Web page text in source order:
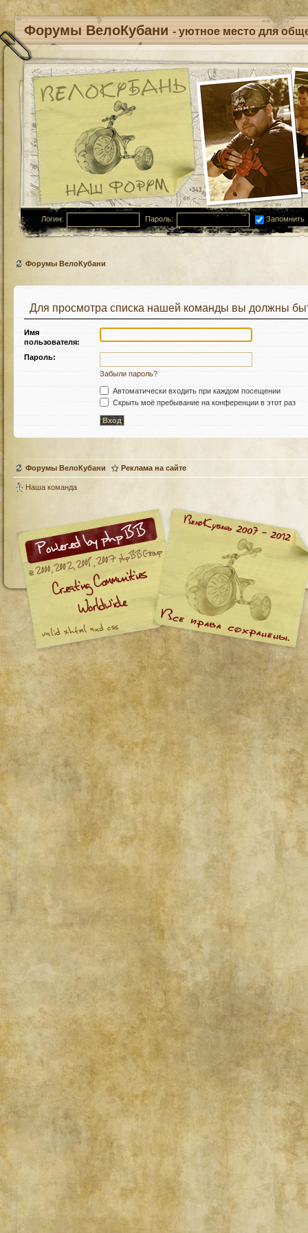
Форумы ВелоКубани - уютное место для
Логин: Пароль: Запомнить
Форумы ВелоКубани
Для просмотра списка нашей команды вы должны
Имя
пользователя:
Пароль:
Забыли пароль?
Автоматически входить при каждом посещении
Скрыть моё пребывание на конференции в этот раз
Форумы ВелоКубани Реклама на сайте
Наша команда